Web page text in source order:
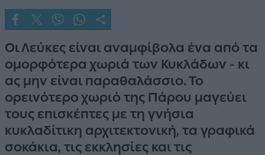
Οι Λεύκες είναι αναμφίβολα ένα από τα
ομορφότερα χωριά των Κυκλάδων - κι
ας μην είναι παραθαλάσσιο. Το
ορεινότερο χωριό της Πάρου μαγεύει
τους επισκέπτες με τη γνήσια
κυκλαδίτικη αρχιτεκτονική, τα γραφικά
σοκάκια, τις εκκλησίες και τις